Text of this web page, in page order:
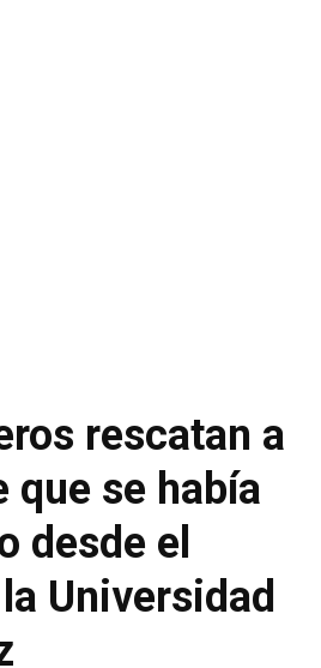
rescatan a
que se había
desde el
Universidad